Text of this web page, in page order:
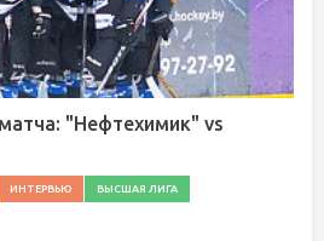
"Нефтехимик" vs
ИНТЕРВЬЮ ВЫСШАЯ ЛИГА